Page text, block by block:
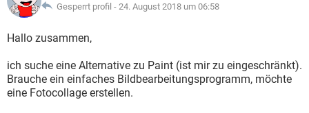
FACEBOOK HARDWARE
WHATSAPP
FACEBOOK
ANDROID IOS
FACEBOOK HARDWARE
SPIELE
ANDROID
WINDOWS 10 INSTAGRAM
WHATSAPP TIKTOK
Gesperrt profil - 24. August 2018 um 06:58
Hallo zusammen,
ich suche eine Alternative zu Paint (ist mir zu eingeschränkt).
Brauche ein einfaches Bildbearbeitungsprogramm, möchte
eine Fotocollage erstellen.